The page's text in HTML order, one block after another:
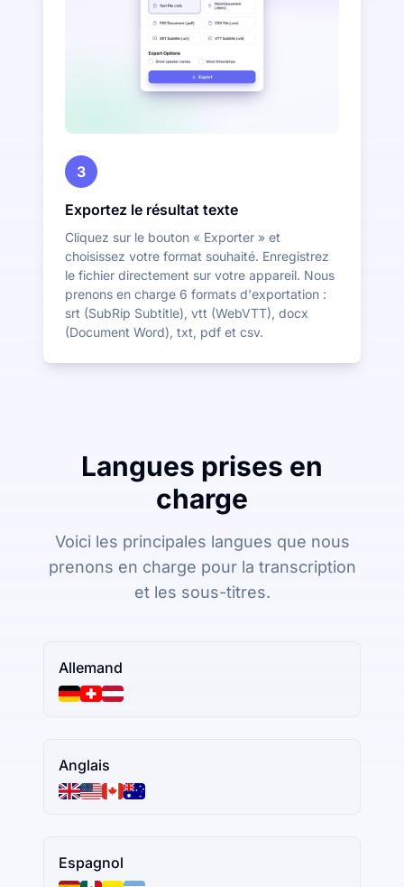
3
Exportez le résultat texte
Cliquez sur le bouton « Exporter » et
choisissez votre format souhaité. Enregistrez
le fichier directement sur votre appareil. Nous
prenons en charge 6 formats d'exportation :
srt (SubRip Subtitle), vtt (WebVTT), docx
(Document Word), txt, pdf et csv.
Langues prises en
charge
Voici les principales langues que nous
prenons en charge pour la transcription
et les sous-titres.
Allemand
Anglais
Espagnol